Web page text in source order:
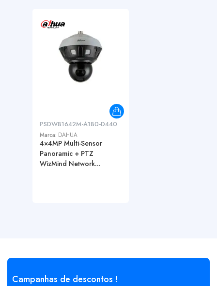
PSDW81642M-A180-D440
Marca: DAHUA
4×4MP Multi-Sensor
Panoramic + PTZ
WizMind Network...
Campanhas de descontos !